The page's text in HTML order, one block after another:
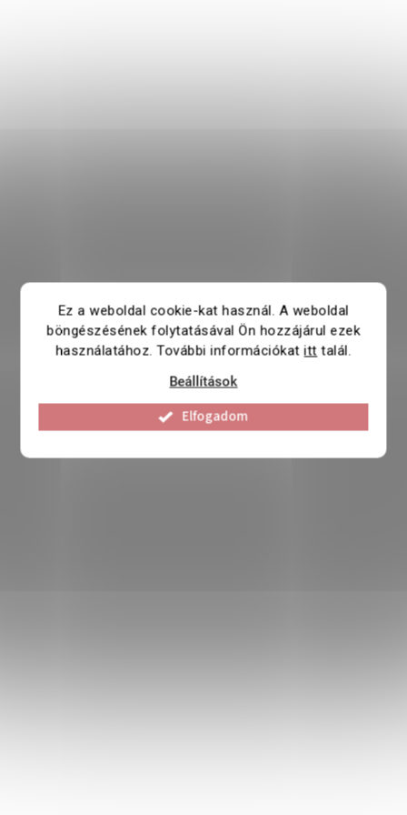
Ez a weboldal cookie-kat használ. A weboldal
böngészésének folytatásával Ön hozzájárul ezek
használatához. További információkatitt talál.
Beállítások
Elfogadom